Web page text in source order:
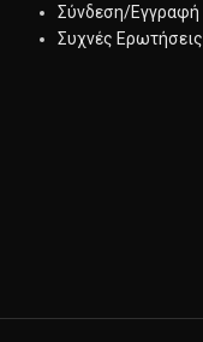
Σύνδεση/Εγγραφή
Συχνές Ερωτήσεις